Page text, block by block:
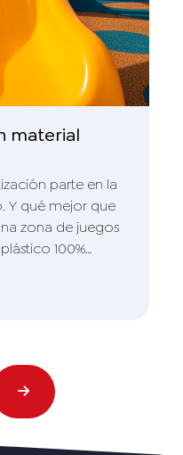
material
parte en la
Y qué mejor que
zona de juegos
100%
utilizados en